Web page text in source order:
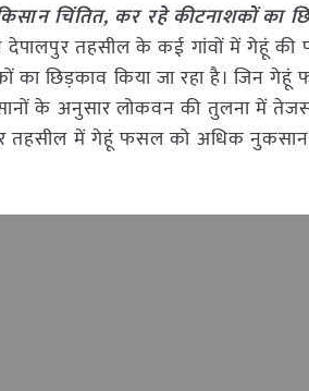
चिंतित, कर रहे कीटनाशकों का
देपालपुर तहसील के कई गांवों में गेहूं
का छिड़काव किया जा रहा है। जिन
के अनुसार लोकवन की तुलना में
तहसील में गेहूं फसल को अधिक